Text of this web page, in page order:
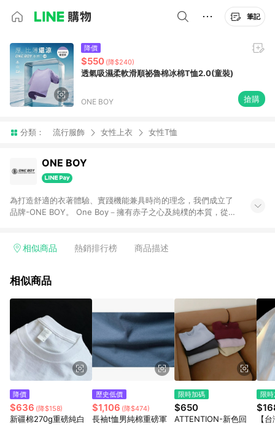
筆記
降價
$550 (降$240)
透氣吸濕柔軟滑順祕魯棉冰棉T恤2.0(童裝)
ONE BOY 搶購
分類： 流行服飾 女性上衣 女性T恤
ONE BOY
為打造舒適的衣著體驗、實踐機能兼具時尚的理念，我們成立了
品牌-ONE BOY。 One Boy－擁有赤子之心及純樸的本質，從基
們將創造機能界的時尚王國，將oneboylife融入你我生活，城市
訴，恕無法贈點回饋。
相似商品 熱銷排行榜 商品描述
相似商品
降價
$636 (降$158)
新疆棉270g重磅純白
歷史低價
$1,106 (降$474)
長袖t恤男純棉重磅軍
限時加碼
$650
ATTENTION-新色回
限
【